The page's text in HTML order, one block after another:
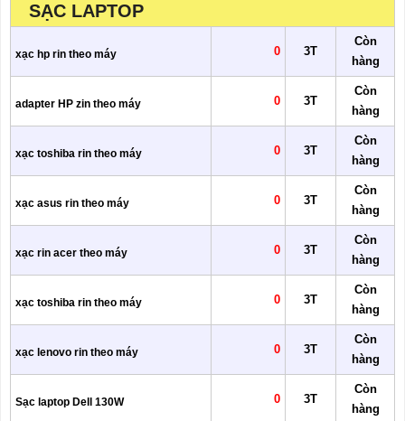
SẠC LAPTOP
xạc hp rin theo máy 0 3T
Còn
hàng
adapter HP zin theo máy 0 3T
Còn
hàng
xạc toshiba rin theo máy 0 3T
Còn
hàng
xạc asus rin theo máy 0 3T
Còn
hàng
xạc rin acer theo máy 0 3T
Còn
hàng
xạc toshiba rin theo máy 0 3T
Còn
hàng
xạc lenovo rin theo máy 0 3T
Còn
hàng
Sạc laptop Dell 130W 0 3T
Còn
hàng